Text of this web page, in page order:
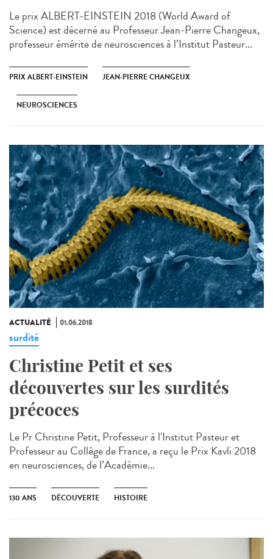
Le prix ALBERT-EINSTEIN 2018 (World Award of
Science) est décerné au Professeur Jean-Pierre Changeux,
professeur émérite de neurosciences à l’Institut Pasteur...
PRIX ALBERT-EINSTEIN JEAN-PIERRE CHANGEUX
NEUROSCIENCES
ACTUALITÉ 01.06.2018
surdité
Christine Petit et ses
découvertes sur les surdités
précoces
Le Pr Christine Petit, Professeur à l'Institut Pasteur et
Professeur au Collège de France, a reçu le Prix Kavli 2018
en neurosciences, de l’Académie...
130 ANS DÉCOUVERTE HISTOIRE